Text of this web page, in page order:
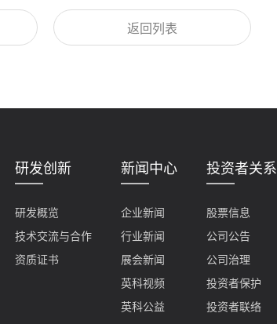
返回列表
研发创新
研发概览
技术交流与合作
资质证书
新闻中心
企业新闻
行业新闻
展会新闻
英科视频
英科公益
投资者关系
股票信息
公司公告
公司治理
投资者保护
投资者联络